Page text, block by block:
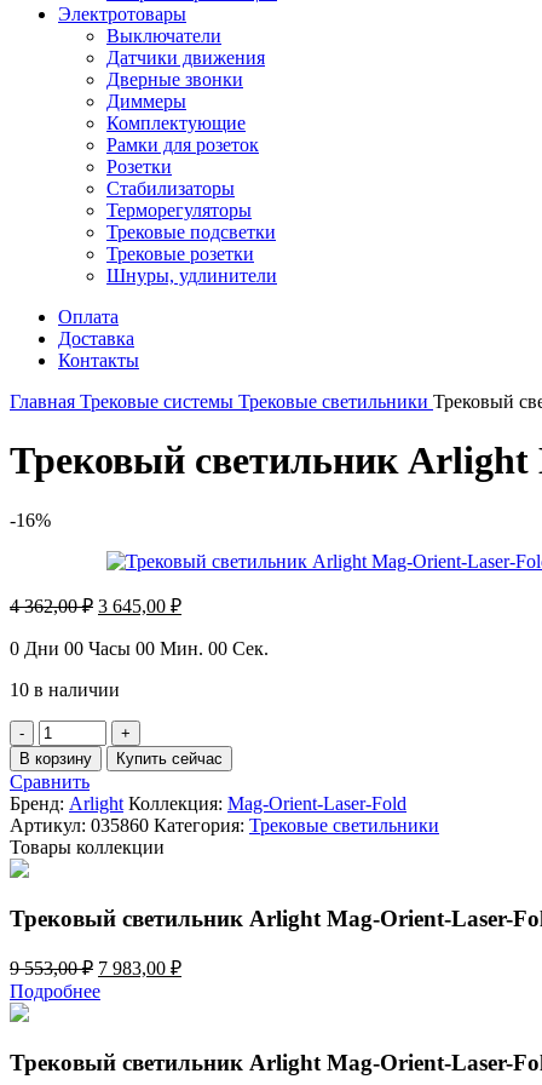
Электротовары
Выключатели
Датчики движения
Дверные звонки
Диммеры
Комплектующие
Рамки для розеток
Розетки
Стабилизаторы
Терморегуляторы
Трековые подсветки
Трековые розетки
Шнуры, удлинители
Оплата
Доставка
Контакты
Главная Трековые системы Трековые светильники Трековый
Трековый светильник Arlight
-16%
4 362,00₽ Первоначальная
составляла
362,00 ₽.
3 645,00 ₽Текущая
3
0 Дни 00 Часы 00 Мин. 00 Сек.
10 в наличии
Количество
товара
Трековый
светильник
Arlight
Mag-
Orient-
S195-
Day4000
035860
В корзину Купить сейчас
Сравнить
Бренд: Arlight Коллекция: Mag-Orient-Laser-Fold
Артикул: 035860 Категория: Трековые светильники
Товары коллекции
Трековый светильник Arlight Mag-Orient-Laser-
9 553,00₽ Первоначальная
цена
составляла
553,00 ₽.
7 983,00 ₽Текущая
Подробнее
Трековый светильник Arlight Mag-Orient-Laser-